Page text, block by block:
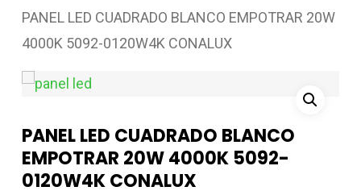
PANEL LED CUADRADO BLANCO EMPOTRAR 20W
4000K 5092-0120W4K CONALUX
PANEL LED CUADRADO BLANCO
EMPOTRAR 20W 4000K 5092-
0120W4K CONALUX